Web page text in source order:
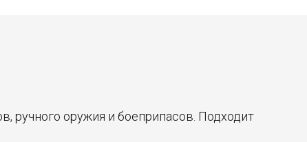
ручного оружия и боеприпасов. Подходит